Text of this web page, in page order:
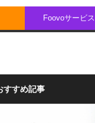
Foovoサービス
すすめ記事